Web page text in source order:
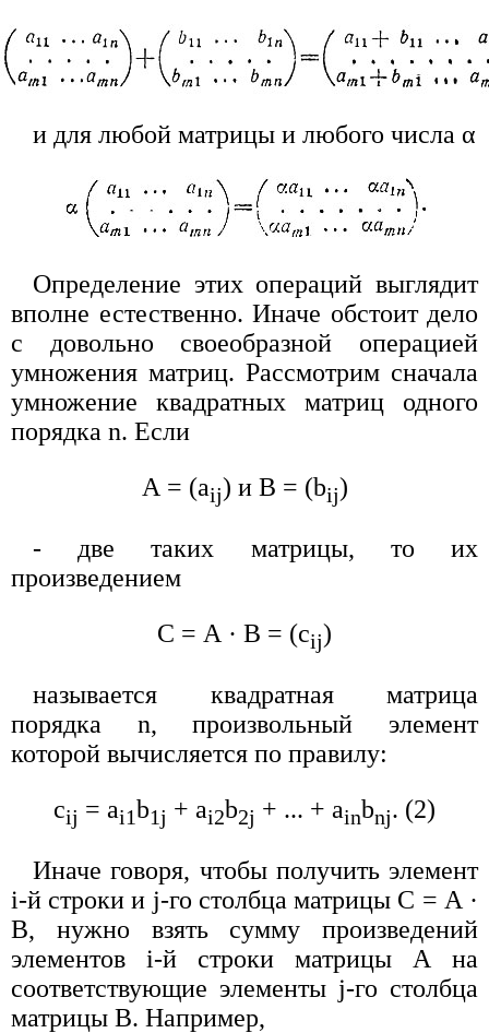
и для любой матрицы и любого числа α
Определение этих операций выглядит
вполне естественно. Иначе обстоит дело
с довольно своеобразной операцией
умножения матриц. Рассмотрим сначала
умножение квадратных матриц одного
порядка n. Если
А = (аij) и B = (bij)
- две таких матрицы, то их
произведением
С = А · В = (сij)
называется квадратная матрица
порядка n, произвольный элемент
которой вычисляется по правилу:
сij = аi1b1j + аi2b2j + ... + аinbnj. (2)
Иначе говоря, чтобы получить элемент
i-й строки и j-го столбца матрицы С = А ·
В, нужно взять сумму произведений
элементов i-й строки матрицы А на
соответствующие элементы j-го столбца
матрицы В. Например,